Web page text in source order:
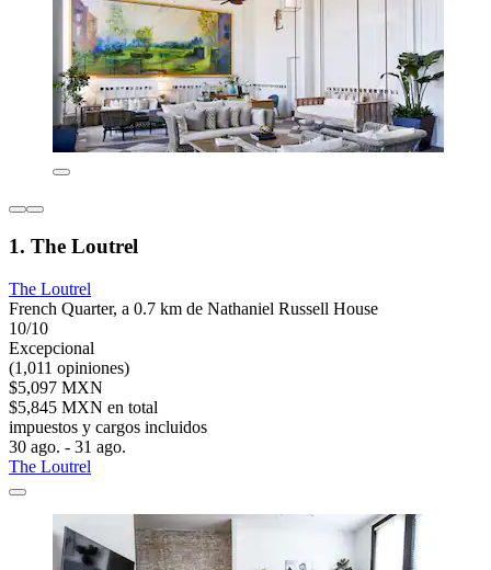
1. The Loutrel
The Loutrel
French Quarter, a 0.7 km de Nathaniel Russell House
10/10
Excepcional
(1,011 opiniones)
$5,097 MXN
$5,845 MXN en total
impuestos y cargos incluidos
30 ago. - 31 ago.
The Loutrel